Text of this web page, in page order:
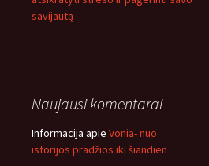
savijautą
Naujausi komentarai
Informacija apie Vonia- nuo
istorijos pradžios iki šiandien